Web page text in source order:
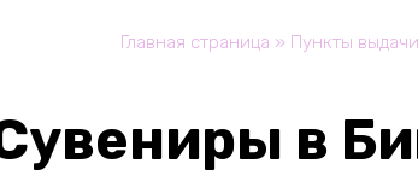
Главная страница » Пункты выдачи
в